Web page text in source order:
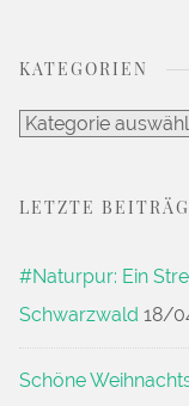
KATEGORIEN
Kategorien
LETZTE
#Naturpur: Ein
Schwarzwald 18/
Schöne